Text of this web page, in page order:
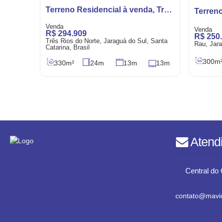
Terreno Residencial à venda, Três Rios do Norte, Jaraguá do Sul
R$ 294.909
Três Rios do Norte, Jaraguá do Sul, Santa
Catarina, Brasil
330m² 24m 13m 13m
R$
Rau,
Central do